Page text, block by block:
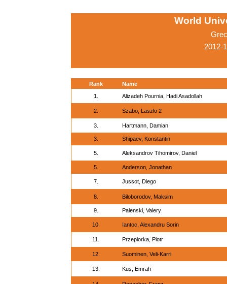
World
2012-
Rank
Name
1.
Alizadeh Pournia, Hadi Asadollah
2. Szabo, Laszlo 2
3. Hartmann, Damian
3. Shipaev, Konstantin
5. Aleksandrov Tihomirov, Daniel
5. Anderson, Jonathan
7. Jussot, Diego
8. Biloborodov, Maksim
9. Palenski, Valery
10. Iantoc, Alexandru Sorin
11. Przepiorka, Piotr
12. Suominen, Veli-Karri
13. Kus, Emrah